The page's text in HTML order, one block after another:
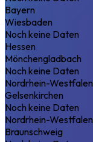
Bayern
Wiesbaden
Noch keine Daten
Hessen
Mönchengladbach
Noch keine Daten
Nordrhein-Westfalen
Gelsenkirchen
Noch keine Daten
Nordrhein-Westfalen
Braunschweig